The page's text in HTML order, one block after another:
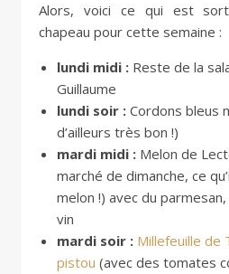
Alors, voici ce qui est
chapeau pour cette semaine :
lundi midi : Reste de la
Guillaume
lundi soir : Cordons bleus
d’ailleurs très bon !)
mardi midi : Melon de
marché de dimanche, ce
melon !) avec du
vin
mardi soir : Millefeuille de
pistou (avec des tomates